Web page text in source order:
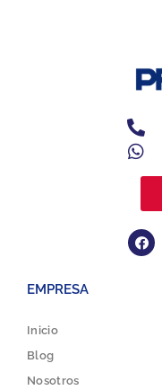
EMPRESA
Inicio
Blog
Nosotros